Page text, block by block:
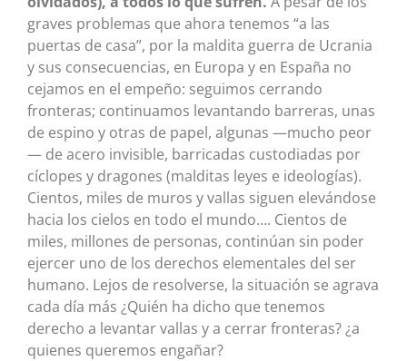
graves problemas que ahora tenemos “a las
puertas de casa”, por la maldita guerra de Ucrania
y sus consecuencias, en Europa y en España no
cejamos en el empeño: seguimos cerrando
fronteras; continuamos levantando barreras, unas
de espino y otras de papel, algunas —mucho peor
— de acero invisible, barricadas custodiadas por
cíclopes y dragones (malditas leyes e ideologías).
Cientos, miles de muros y vallas siguen elevándose
hacia los cielos en todo el mundo…. Cientos de
miles, millones de personas, continúan sin poder
ejercer uno de los derechos elementales del ser
humano. Lejos de resolverse, la situación se agrava
cada día más ¿Quién ha dicho que tenemos
derecho a levantar vallas y a cerrar fronteras? ¿a
quienes queremos engañar?